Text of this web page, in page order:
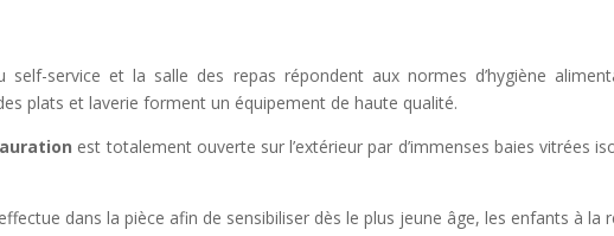
self-service et la salle des repas répondent aux normes d’hygiène
plats et laverie forment un équipement de haute qualité.
est totalement ouverte sur l’extérieur par d’immenses baies vitrées
dans la pièce afin de sensibiliser dès le plus jeune âge, les enfants à